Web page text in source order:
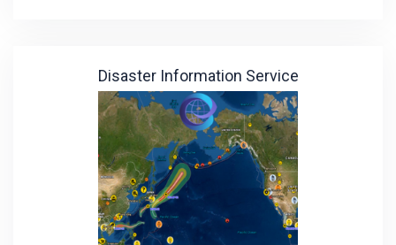
Disaster Information Service